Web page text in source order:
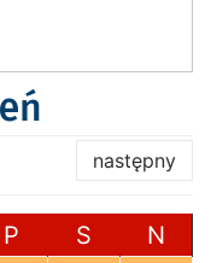
następny
P S N